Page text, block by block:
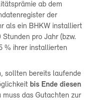
ab dem
der
als ein BHKW installiert
pro Jahr (bzw.
% ihrer installierten
sollten bereits laufende
bis Ende diesen
muss das Gutachten zur